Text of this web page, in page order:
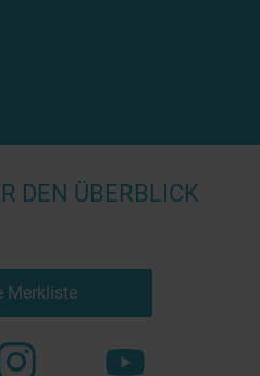
DEN ÜBERBLICK
Merkliste